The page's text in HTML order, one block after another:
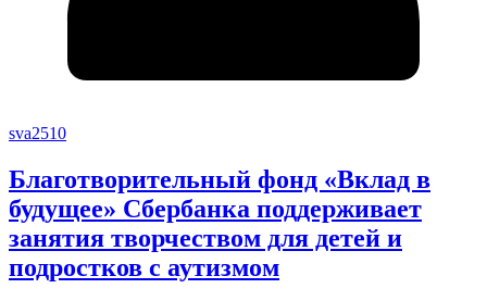
sva2510
Благотворительный фонд «Вклад в
будущее» Сбербанка поддерживает
занятия творчеством для детей и
подростков с аутизмом